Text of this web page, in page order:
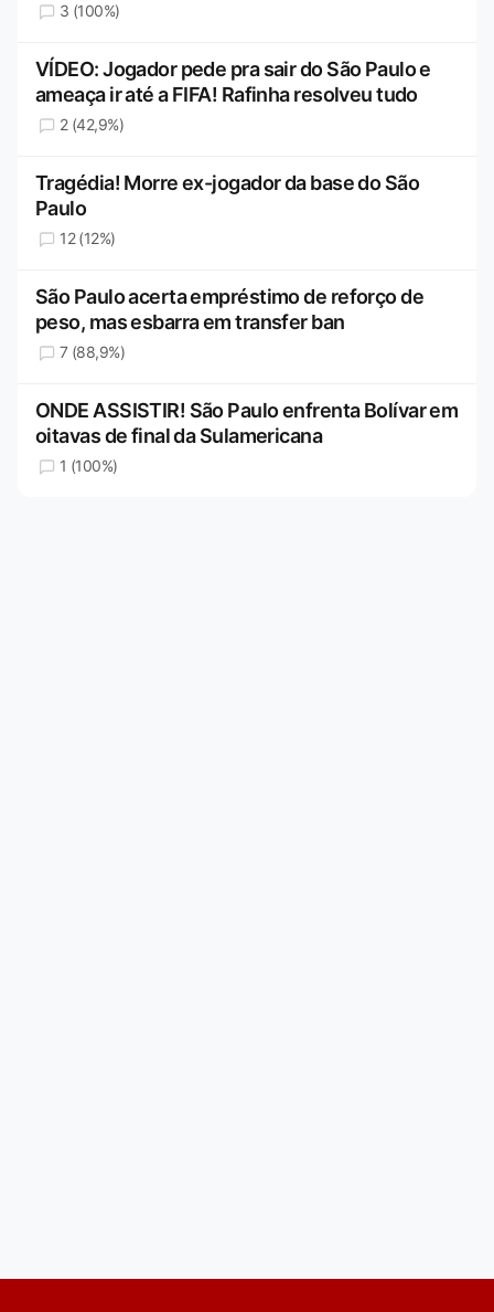
3 (100%)
VÍDEO: Jogador pede pra sair do São Paulo e
ameaça ir até a FIFA! Rafinha resolveu tudo
2 (42,9%)
Tragédia! Morre ex-jogador da base do São
Paulo
12 (12%)
São Paulo acerta empréstimo de reforço de
peso, mas esbarra em transfer ban
7 (88,9%)
ONDE ASSISTIR! São Paulo enfrenta Bolívar em
oitavas de final da Sulamericana
1 (100%)